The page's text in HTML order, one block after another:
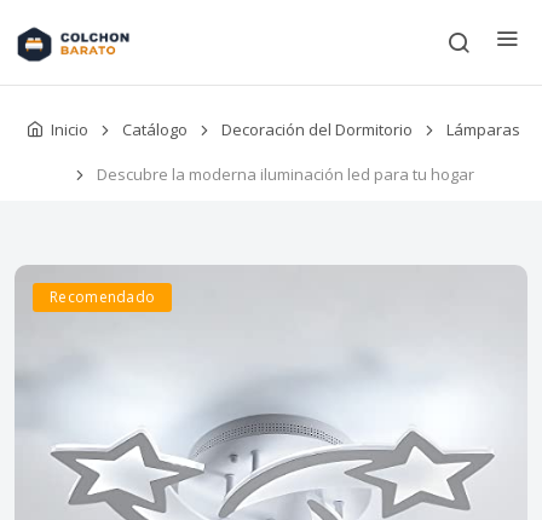
Inicio Catálogo Decoración del Dormitorio Lámparas
Descubre la moderna iluminación led para tu hogar
Recomendado